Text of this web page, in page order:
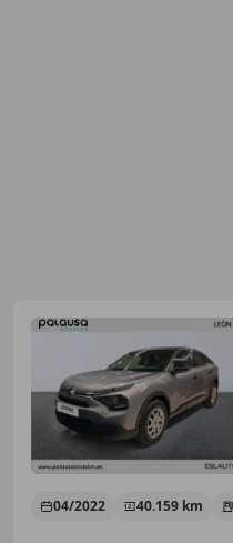
04/2022 40.159 km